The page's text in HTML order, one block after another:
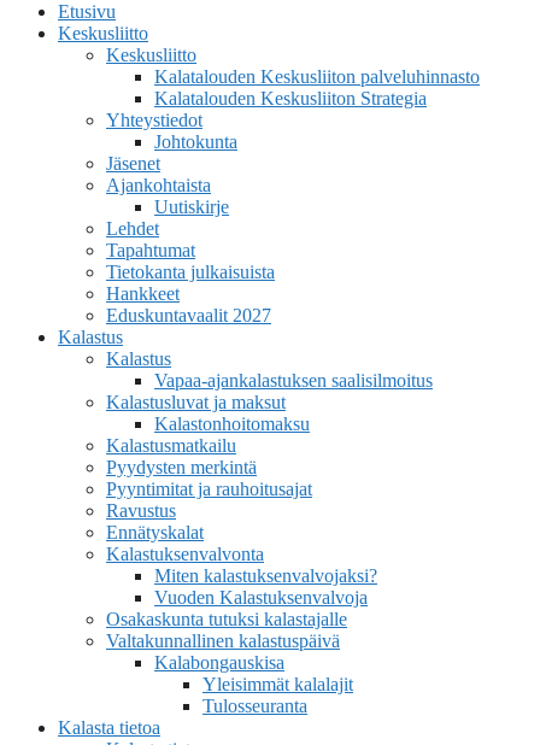
Etusivu
Keskusliitto
Keskusliitto
Kalatalouden Keskusliiton palveluhinnasto
Kalatalouden Keskusliiton Strategia
Yhteystiedot
Johtokunta
Jäsenet
Ajankohtaista
Uutiskirje
Lehdet
Tapahtumat
Tietokanta julkaisuista
Hankkeet
Eduskuntavaalit 2027
Kalastus
Kalastus
Vapaa-ajankalastuksen saalisilmoitus
Kalastusluvat ja maksut
Kalastonhoitomaksu
Kalastusmatkailu
Pyydysten merkintä
Pyyntimitat ja rauhoitusajat
Ravustus
Ennätyskalat
Kalastuksenvalvonta
Miten kalastuksenvalvojaksi?
Vuoden Kalastuksenvalvoja
Osakaskunta tutuksi kalastajalle
Valtakunnallinen kalastuspäivä
Kalabongauskisa
Yleisimmät kalalajit
Tulosseuranta
Kalasta tietoa